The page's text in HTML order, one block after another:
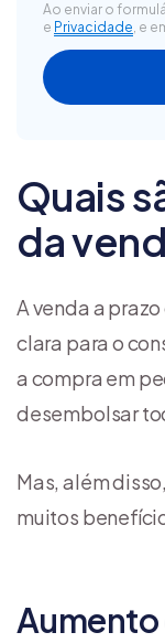
Ao enviar o
e Privacidade, e
Quais
da
A venda a
clara para o
a compra em
desembolsar
Mas, além
muitos
Aumento